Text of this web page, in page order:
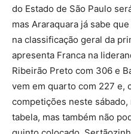
do Estado de São Paulo
mas Araraquara já sabe
na classificação geral da
apresenta Franca na
Ribeirão Preto com 306 e
vem em quarto com 227 e,
competições neste
tabela, mas também não